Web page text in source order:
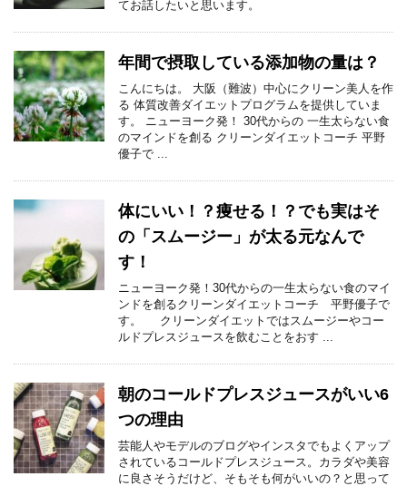
てお話したいと思います。
年間で摂取している添加物の量は？
こんにちは。 大阪（難波）中心にクリーン美人を作
る 体質改善ダイエットプログラムを提供していま
す。 ニューヨーク発！ 30代からの 一生太らない食
のマインドを創る クリーンダイエットコーチ 平野
優子で ...
体にいい！？痩せる！？でも実はそ
の「スムージー」が太る元なんで
す！
ニューヨーク発！30代からの一生太らない食のマイ
ンドを創るクリーンダイエットコーチ 平野優子で
す。 クリーンダイエットではスムージーやコー
ルドプレスジュースを飲むことをおす ...
朝のコールドプレスジュースがいい6
つの理由
芸能人やモデルのブログやインスタでもよくアップ
されているコールドプレスジュース。カラダや美容
に良さそうだけど、そもそも何がいいの？と思って